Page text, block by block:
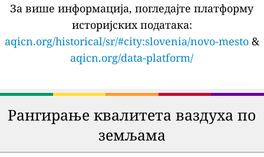
За више информација, погледајте платформу
историјских података:
aqicn.org/historical/sr/#city:slovenia/novo-mesto &
aqicn.org/data-platform/
Рангирање квалитета ваздуха по
земљама